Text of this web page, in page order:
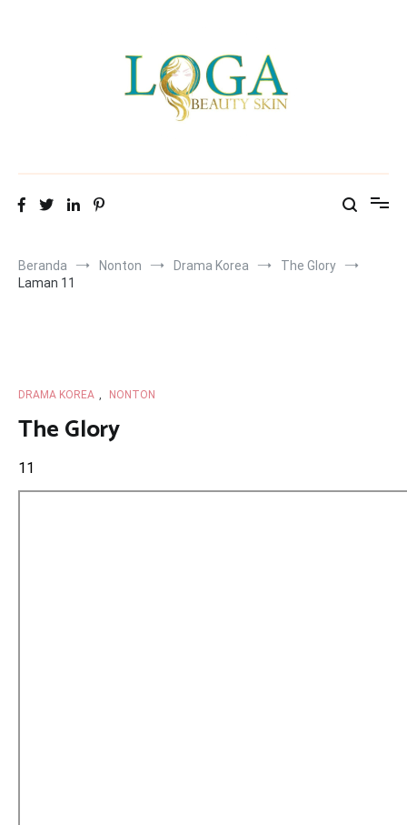
Mitra Loga Beauty Skin
Beranda Nonton Drama Korea
The Glory
Laman 11
DRAMA KOREA , NONTON
The Glory
11